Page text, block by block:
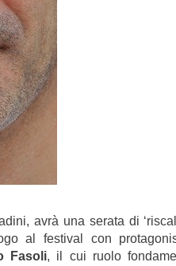
avrà una serata di
al festival con
Fasoli, il cui ruolo